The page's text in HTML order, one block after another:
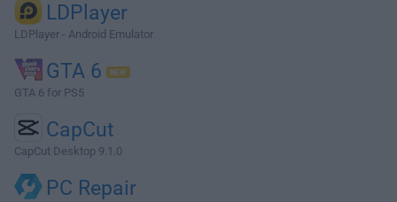
LDPlayer
LDPlayer - Android Emulator
GTA 6
GTA 6 for PS5
CapCut
CapCut Desktop 9.1.0
PC Repair